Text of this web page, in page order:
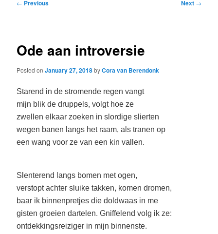
← Previous Next →
Ode aan introversie
Posted onJanuary 27, 2018byCora van Berendonk
Starend in de stromende regen vangt
mijn blik de druppels, volgt hoe ze
zwellen elkaar zoeken in slordige slierten
wegen banen langs het raam, als tranen op
een wang voor ze van een kin vallen.
Slenterend langs bomen met ogen,
verstopt achter sluike takken, komen dromen,
baar ik binnenpretjes die doldwaas in me
gisten groeien dartelen. Gniffelend volg ik ze:
ontdekkingsreiziger in mijn binnenste.